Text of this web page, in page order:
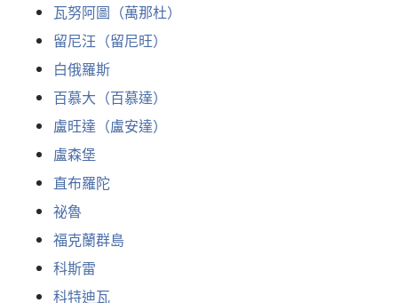
瓦努阿圖（萬那杜）
留尼汪（留尼旺）
白俄羅斯
百慕大（百慕達）
盧旺達（盧安達）
盧森堡
直布羅陀
祕魯
福克蘭群島
科斯雷
科特迪瓦